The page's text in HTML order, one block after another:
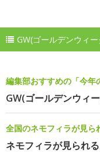
GW(ゴールデンウィ
編集部おすすめの「今年
GW(ゴールデンウィ
全国のネモフィラが見ら
ネモフィラが見られ